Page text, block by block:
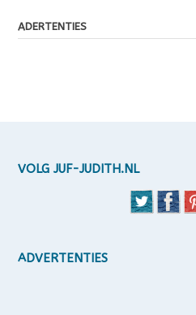
ADERTENTIES
VOLG JUF-JUDITH.NL
ADVERTENTIES